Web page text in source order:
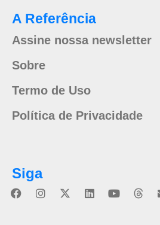
A Referência
Assine nossa newsletter
Sobre
Termo de Uso
Política de Privacidade
Siga